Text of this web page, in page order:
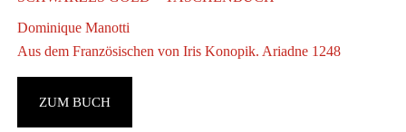
Dominique Manotti
Aus dem Französischen von Iris Konopik. Ariadne 1248
ZUM BUCH